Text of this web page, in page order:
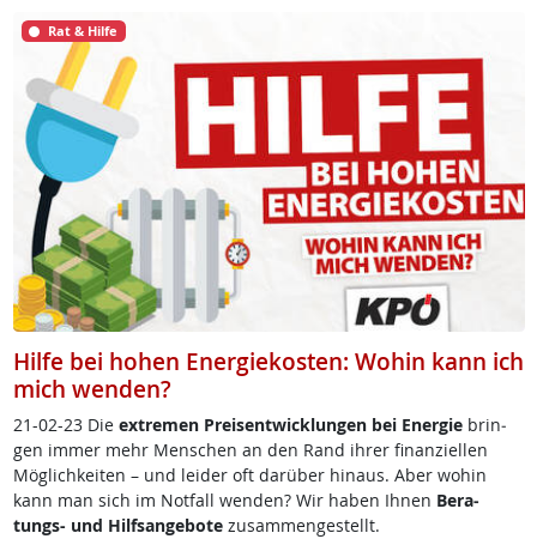
Rat & Hilfe
Hilfe bei hohen Energiekosten: Wohin kann ich
mich wenden?
21-02-23 Die ex­t­re­men Preis­ent­wick­lun­gen bei En­er­giebrin­
gen im­mer mehr Men­schen an den Rand ih­rer fi­nan­zi­el­len
Mög­lich­kei­ten – und lei­der oft dar­über hin­aus. Aber wo­hin
kann man sich im Not­fall wen­den? Wir ha­ben Ih­nen Be­ra­
tungs- und Hilf­s­an­ge­bo­te zu­sam­men­ge­s­tellt.